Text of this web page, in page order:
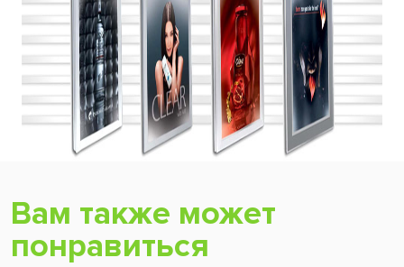
Вам также может
понравиться